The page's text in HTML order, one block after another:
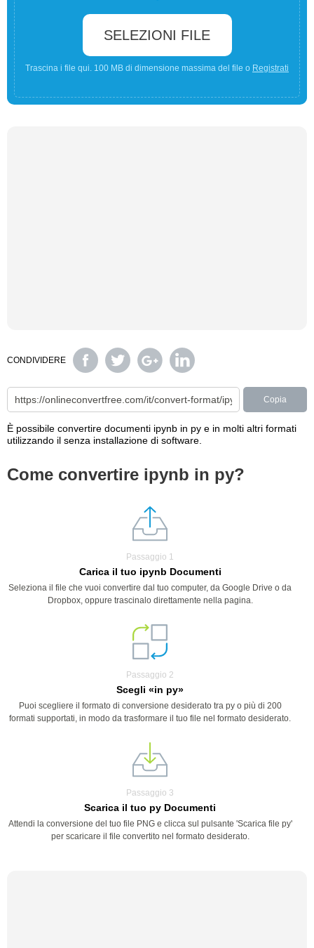
SELEZIONI FILE
Trascina i file qui. 100 MB di dimensione massima del file o Registrati
CONDIVIDERE
Copia
È possibile convertire documenti ipynb in py e in molti altri formati
utilizzando il senza installazione di software.
Come convertire ipynb in py?
Passaggio 1
Carica il tuo ipynb Documenti
Seleziona il file che vuoi convertire dal tuo computer, da Google Drive o da
Dropbox, oppure trascinalo direttamente nella pagina.
Passaggio 2
Scegli «in py»
Puoi scegliere il formato di conversione desiderato tra py o più di 200
formati supportati, in modo da trasformare il tuo file nel formato desiderato.
Passaggio 3
Scarica il tuo py Documenti
Attendi la conversione del tuo file PNG e clicca sul pulsante 'Scarica file py'
per scaricare il file convertito nel formato desiderato.